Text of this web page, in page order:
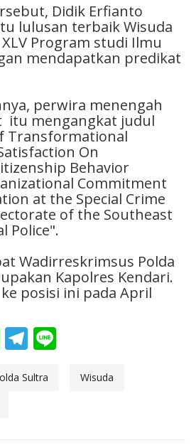
Didik Erfianto
lulusan terbaik Wisuda
Program studi Ilmu
mendapatkan predikat
perwira menengah
itu mengangkat judul
Transformational
On
Behavior
Commitment
at the Special Crime
of the Southeast
Police".
Wadirreskrimsus Polda
Kapolres Kendari.
posisi ini pada April
WhatsApp
Telegram
Sultra
Wisuda